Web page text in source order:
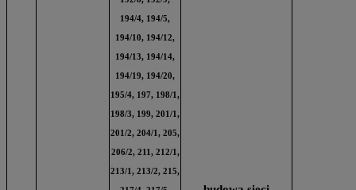
194/4, 194/5,
194/10, 194/12,
194/13, 194/14,
194/19, 194/20,
195/4, 197, 198/1,
198/3, 199, 201/1,
201/2, 204/1, 205,
206/2, 211, 212/1,
213/1, 213/2, 215,